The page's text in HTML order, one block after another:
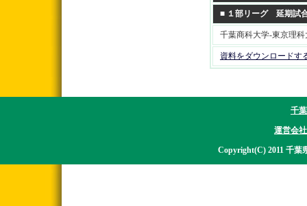
■ １部リーグ 延期試
千葉商科大学-東京理科
資料をダウンロードす
千
運営会
Copyright(C) 2011 千葉